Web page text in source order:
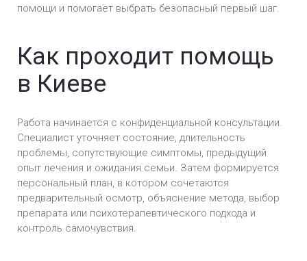
Кодирование Наноксолом в Киеве
Кодирование Тетлонгом в Киеве
помощи и помогает выбрать безопасный первый шаг.
Как проходит помощь
в Киеве
Работа начинается с конфиденциальной консультации.
Специалист уточняет состояние, длительность
проблемы, сопутствующие симптомы, предыдущий
опыт лечения и ожидания семьи. Затем формируется
персональный план, в котором сочетаются
предварительный осмотр, объяснение метода, выбор
препарата или психотерапевтического подхода и
контроль самочувствия.